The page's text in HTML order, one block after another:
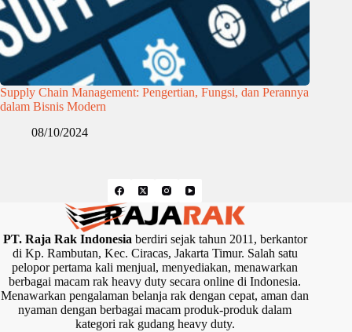
Supply Chain Management: Pengertian, Fungsi, dan Perannya
dalam Bisnis Modern
08/10/2024
PT. Raja Rak Indonesiaberdiri sejak tahun 2011, berkantor
di Kp. Rambutan, Kec. Ciracas, Jakarta Timur. Salah satu
pelopor pertama kali menjual, menyediakan, menawarkan
berbagai macam rak heavy duty secara online di Indonesia.
Menawarkan pengalaman belanja rak dengan cepat, aman dan
nyaman dengan berbagai macam produk-produk dalam
kategori rak gudang heavy duty.